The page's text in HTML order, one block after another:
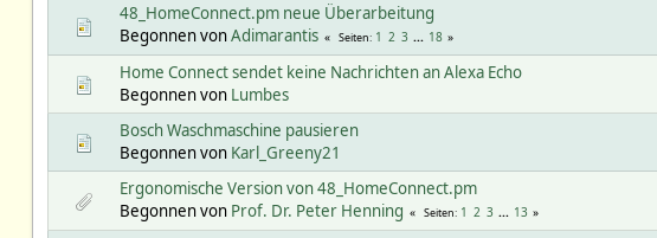
48_HomeConnect.pm neue Überarbeitung
Begonnen vonAdimarantis Seiten 1 2 3 ... 18
Home Connect sendet keine Nachrichten an Alexa Echo
Begonnen von Lumbes
Bosch Waschmaschine pausieren
Begonnen von Karl_Greeny21
Ergonomische Version von 48_HomeConnect.pm
Begonnen von Prof. Dr. Peter Henning Seiten 1 2 3 ... 13